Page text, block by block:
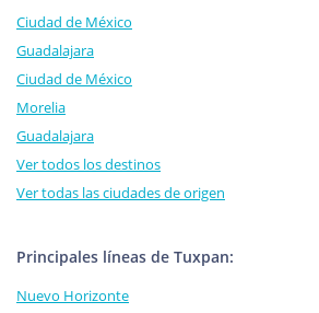
Ciudad de México
Guadalajara
Ciudad de México
Morelia
Guadalajara
Ver todos los destinos
Ver todas las ciudades de origen
Principales líneas de Tuxpan:
Nuevo Horizonte